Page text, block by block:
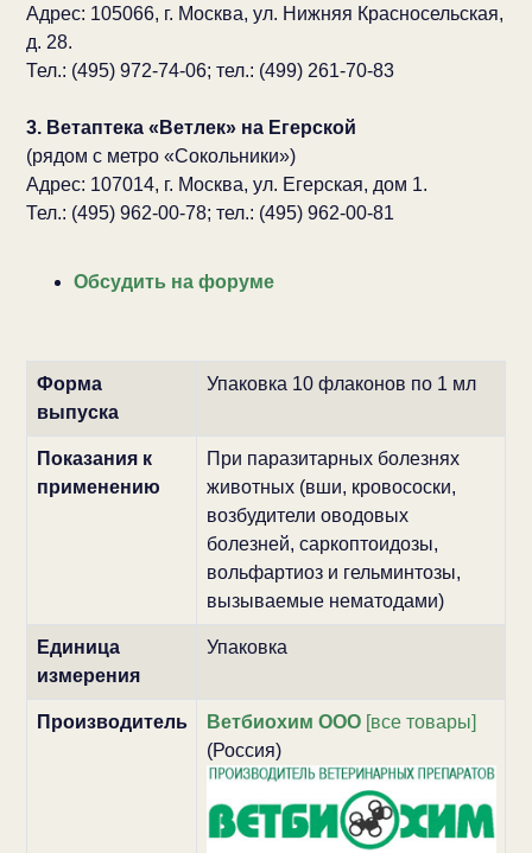
Адрес: 105066, г. Москва, ул. Нижняя Красносельская,
д. 28.
Тел.: (495) 972-74-06; тел.: (499) 261-70-83
3. Ветаптека «Ветлек» на Егерской
(рядом с метро «Сокольники»)
Адрес: 107014, г. Москва, ул. Егерская, дом 1.
Тел.: (495) 962-00-78; тел.: (495) 962-00-81
Обсудить на форуме
Форма
выпуска
Упаковка 10 флаконов по 1 мл
Показания к
применению
При паразитарных болезнях
животных (вши, кровососки,
возбудители оводовых
болезней, саркоптоидозы,
вольфартиоз и гельминтозы,
вызываемые нематодами)
Единица
измерения
Упаковка
Производитель Ветбиохим ООО[все товары]
(Россия)